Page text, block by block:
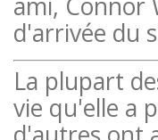
d'arrivée du
La plupart
vie qu'elle a